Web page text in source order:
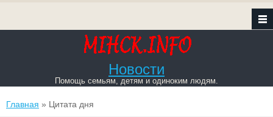
Новости
Помощь семьям, детям и одиноким людям.
Вы здесь
Главная » Цитата дня